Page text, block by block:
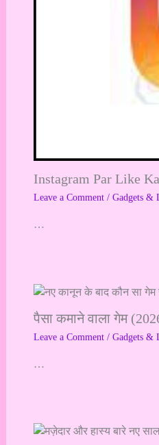
Instagram Par Like
Leave a Comment / Gadgets &
…
पैसा कमाने वाला गेम
Leave a Comment / Gadgets &
…